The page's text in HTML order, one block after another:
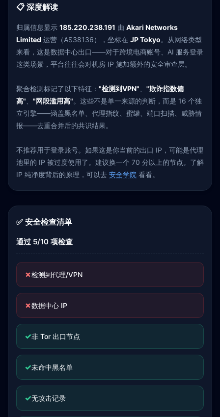
📋 深度解读
归属信息显示 185.220.238.191 由 Akari Networks
Limited 运营（AS38136），坐标在 JP Tokyo。从网络类型
来看，这是数据中心出口——对于跨境电商账号、AI 服务登录
这类场景，平台往往会对机房 IP 施加额外的安全审查层。
聚合检测标记了以下特征： "检测到VPN"
"欺诈指数偏
高"
"网段滥用高"。这些不是单一来源的判断，而是 16 个独
立引擎——涵盖黑名单、代理指纹、蜜罐、端口扫描、威胁情
报——去重合并后的共识结果。
不推荐用于登录账号。如果这是你当前的出口 IP，可能是代理
池里的 IP 被过度使用了。建议换一个 70 分以上的节点。了解
IP 纯净度背后的原理，可以去 安全学院 看看。
✅ 安全检查清单
通过 5/10 项检查
✗检测到代理/VPN
✗数据中心 IP
✓非 Tor 出口节点
✓未命中黑名单
✓无攻击记录